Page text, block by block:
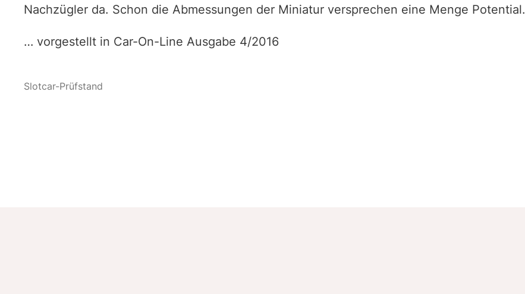
Nachzügler da. Schon die Abmessungen der Miniatur versprechen eine Menge Potential.
… vorgestellt in Car-On-Line Ausgabe 4/2016